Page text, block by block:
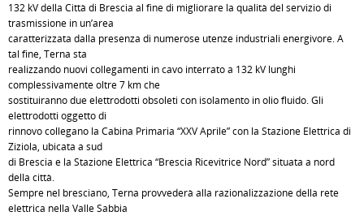
132 kV della Città di Brescia al fine di migliorare la qualità del servizio di
trasmissione in un’area
caratterizzata dalla presenza di numerose utenze industriali energivore. A
tal fine, Terna sta
realizzando nuovi collegamenti in cavo interrato a 132 kV lunghi
complessivamente oltre 7 km che
sostituiranno due elettrodotti obsoleti con isolamento in olio fluido. Gli
elettrodotti oggetto di
rinnovo collegano la Cabina Primaria “XXV Aprile” con la Stazione Elettrica di
Ziziola, ubicata a sud
di Brescia e la Stazione Elettrica “Brescia Ricevitrice Nord” situata a nord
della città.
Sempre nel bresciano, Terna provvederà alla razionalizzazione della rete
elettrica nella Valle Sabbia